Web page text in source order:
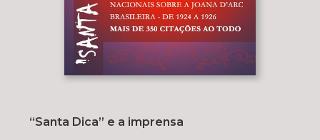
“Santa Dica” e a imprensa